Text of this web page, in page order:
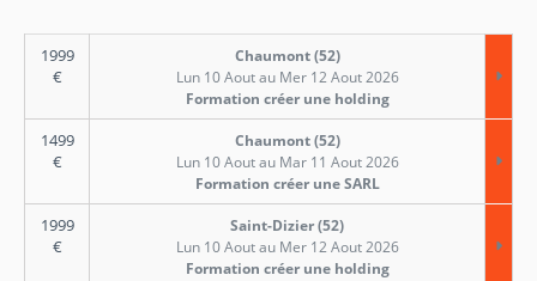
1999
€
Chaumont (52)
Lun 10 Aout au Mer 12 Aout 2026
Formation créer une holding
1499
€
Chaumont (52)
Lun 10 Aout au Mar 11 Aout 2026
Formation créer une SARL
1999
€
Saint-Dizier (52)
Lun 10 Aout au Mer 12 Aout 2026
Formation créer une holding